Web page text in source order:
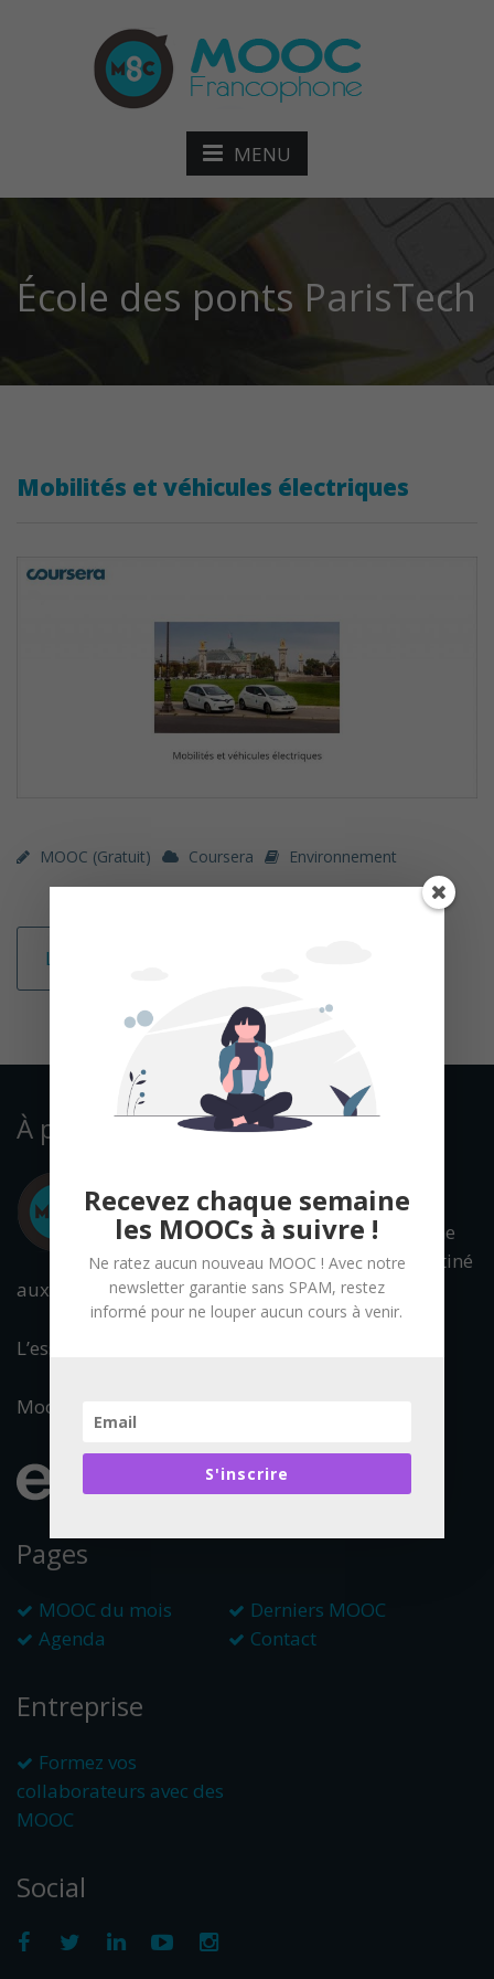
MENU
École des ponts ParisTech
Mobilités et véhicules électriques
MOOC (gratuit) Coursera Environnement
Lire la suite
À propos
Mooc Francophone
est un portail destiné
aux cours en ligne ouverts à tous.
L’essentiel de l’offre francophone est référencée.
Mooc Francophone fait partie du réseau :
Pages
MOOC du mois
Derniers MOOC
Agenda
Contact
Entreprise
Formez vos
collaborateurs avec des
MOOC
Social
Recevez chaque semaine
les MOOCs à suivre !
Ne ratez aucun nouveau MOOC ! Avec notre
newsletter garantie sans SPAM, restez
informé pour ne louper aucun cours à venir.
S'inscrire